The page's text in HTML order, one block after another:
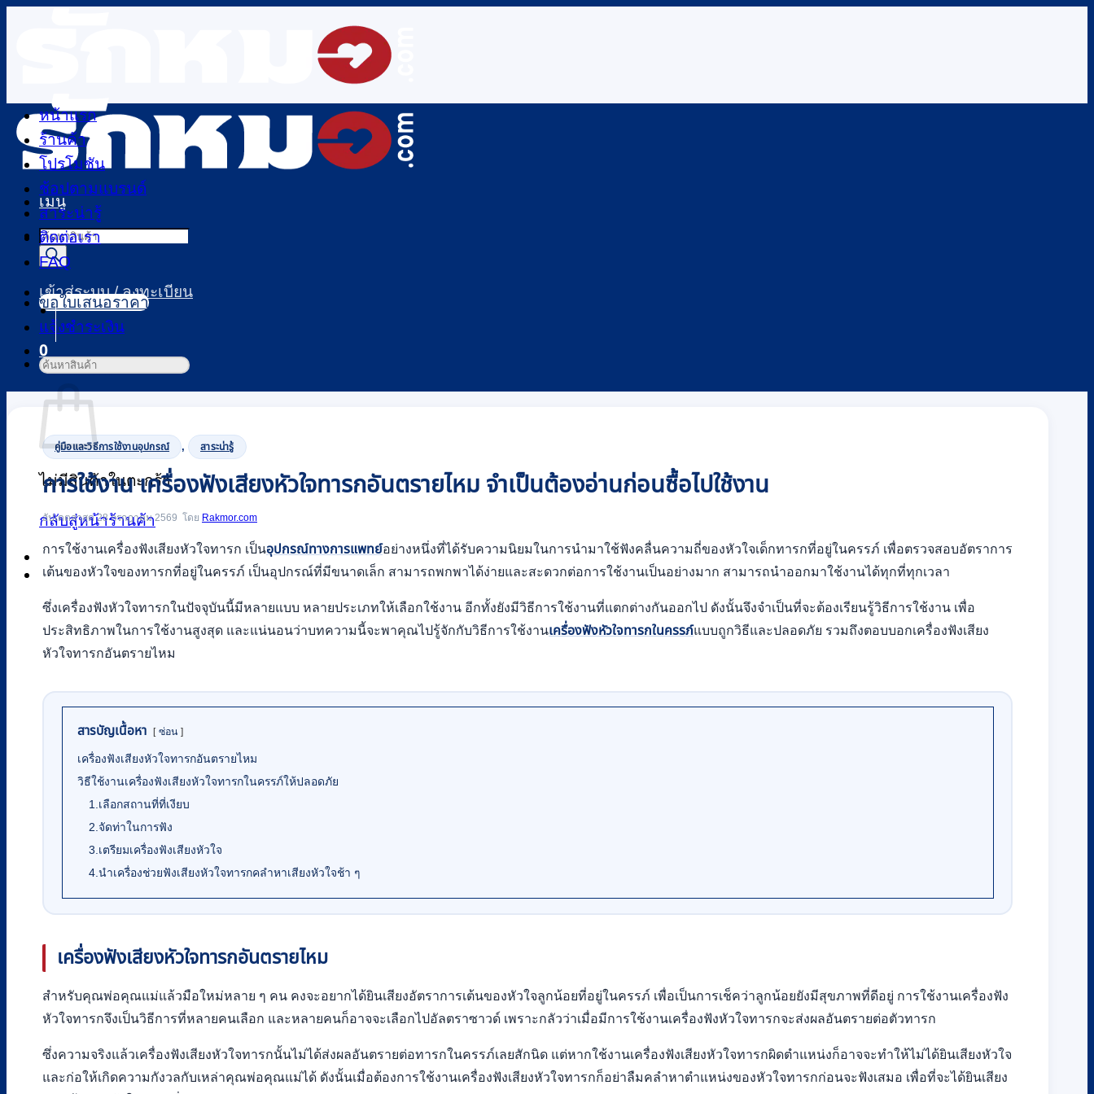
เมนู
Products
search
เข้าสู่ระบบ / ลงทะเบียน
0
ตะกร้าสินค้า
ไม่มีสินค้าในตะกร้า
กลับสู่หน้าร้านค้า
0
หน้าแรก
ร้านค้า
โปรโมชัน
ช้อปตามแบรนด์
สาระน่ารู้
ติดต่อเรา
FAQ
ขอใบเสนอราคา
แจ้งชำระเงิน
ค้นหา:
คู่มือและวิธีการใช้งานอุปกรณ์ , สาระน่ารู้
การใช้งาน เครื่องฟังเสียงหัวใจทารกอันตรายไหม จำเป็นต้องอ่านก่อนซื้อไปใช้งาน
อัปเดตล่าสุด 28 กรกฎาคม 2569 Rakmor.com
การใช้งานเครื่องฟังเสียงหัวใจทารก เป็นอุปกรณ์ทางการแพทย์อย่างหนึ่งที่ได้รับความนิยมในการนำมาใช้ฟังคลื่นความถี่ของหัวใจเด็กทารกที่อยู่ในครรภ์ เพื่อตรวจสอบอัตราการ
เต้นของหัวใจของทารกที่อยู่ในครรภ์ เป็นอุปกรณ์ที่มีขนาดเล็ก สามารถพกพาได้ง่ายและสะดวกต่อการใช้งานเป็นอย่างมาก สามารถนำออกมาใช้งานได้ทุกที่ทุกเวลา
ซึ่งเครื่องฟังหัวใจทารกในปัจจุบันนี้มีหลายแบบ หลายประเภทให้เลือกใช้งาน อีกทั้งยังมีวิธีการใช้งานที่แตกต่างกันออกไป ดังนั้นจึงจำเป็นที่จะต้องเรียนรู้วิธีการใช้งาน เพื่อ
ประสิทธิภาพในการใช้งานสูงสุด และแน่นอนว่าบทความนี้จะพาคุณไปรู้จักกับวิธีการใช้งานเครื่องฟังหัวใจทารกในครรภ์แบบถูกวิธีและปลอดภัย รวมถึงตอบบอกเครื่องฟังเสียง
หัวใจทารกอันตรายไหม
สารบัญเนื้อหา ซ่อน
เครื่องฟังเสียงหัวใจทารกอันตรายไหม
วิธีใช้งานเครื่องฟังเสียงหัวใจทารกในครรภ์ให้ปลอดภัย
1.เลือกสถานที่ที่เงียบ
2.จัดท่าในการฟัง
3.เตรียมเครื่องฟังเสียงหัวใจ
4.นำเครื่องช่วยฟังเสียงหัวใจทารกคลำหาเสียงหัวใจช้า ๆ
เครื่องฟังเสียงหัวใจทารกอันตรายไหม
สำหรับคุณพ่อคุณแม่แล้วมือใหม่หลาย ๆ คน คงจะอยากได้ยินเสียงอัตราการเต้นของหัวใจลูกน้อยที่อยู่ในครรภ์ เพื่อเป็นการเช็คว่าลูกน้อยยังมีสุขภาพที่ดีอยู่ การใช้งานเครื่องฟัง
หัวใจทารกจึงเป็นวิธีการที่หลายคนเลือก และหลายคนก็อาจจะเลือกไปอัลตราซาวด์ เพราะกลัวว่าเมื่อมีการใช้งานเครื่องฟังหัวใจทารกจะส่งผลอันตรายต่อตัวทารก
ซึ่งความจริงแล้วเครื่องฟังเสียงหัวใจทารกนั้นไม่ได้ส่งผลอันตรายต่อทารกในครรภ์เลยสักนิด แต่หากใช้งานเครื่องฟังเสียงหัวใจทารกผิดตำแหน่งก็อาจจะทำให้ไม่ได้ยินเสียงหัวใจ
และก่อให้เกิดความกังวลกับเหล่าคุณพ่อคุณแม่ได้ ดังนั้นเมื่อต้องการใช้งานเครื่องฟังเสียงหัวใจทารกก็อย่าลืมคลำหาตำแหน่งของหัวใจทารกก่อนจะฟังเสมอ เพื่อที่จะได้ยินเสียง